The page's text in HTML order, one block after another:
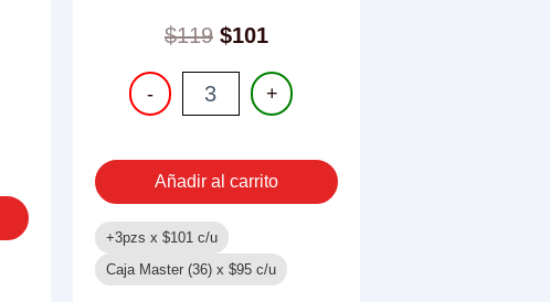
$119 $101
-
SONAJAS
5
+
Añadir al carrito
+3pzs x $101 c/u
Caja Master (36) x $95 c/u